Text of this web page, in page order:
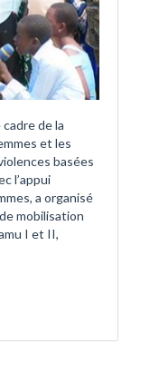
de la
et les
basées
l’appui
a organisé
mobilisation
I et II,